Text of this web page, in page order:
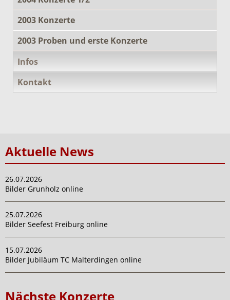
2003 Konzerte
2003 Proben und erste Konzerte
Infos
Kontakt
Aktuelle News
26.07.2026
Bilder Grunholz online
25.07.2026
Bilder Seefest Freiburg online
15.07.2026
Bilder Jubiläum TC Malterdingen online
Nächste Konzerte